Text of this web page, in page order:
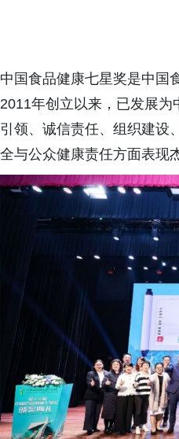
中国食品健康七星奖是中国
2011年创立以来，已发展
引领、诚信责任、组织建设
全与公众健康责任方面表现